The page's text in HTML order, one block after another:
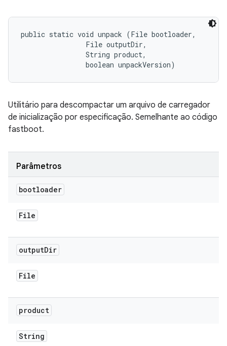
public static void unpack (File bootloader,
                File outputDir,
                String product,
                boolean unpackVersion)
Utilitário para descompactar um arquivo de carregador
de inicialização por especificação. Semelhante ao código
fastboot.
Parâmetros
bootloader
File
outputDir
File
product
String